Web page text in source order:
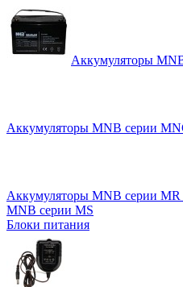
Аккумуляторы
Аккумуляторы MNB серии
Аккумуляторы MNB серии MR
MNB серии MS
Блоки питания